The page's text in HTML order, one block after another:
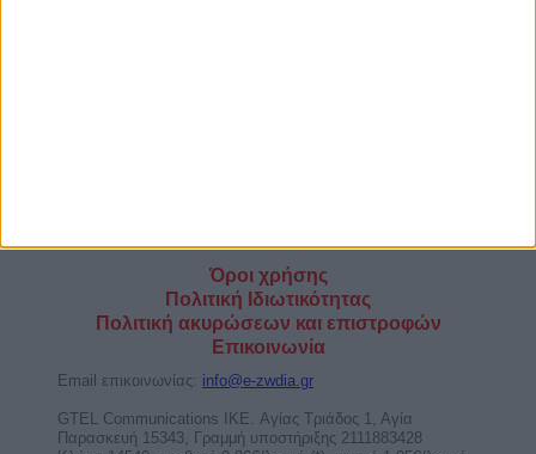
Όροι χρήσης
Πολιτική Ιδιωτικότητας
Πολιτική ακυρώσεων και επιστροφών
Επικοινωνία
Email επικοινωνίας: info@e-zwdia.gr
GTEL Communications IKE. Αγίας Τριάδος 1, Αγία
Παρασκευή 15343, Γραμμή υποστήριξης 2111883428